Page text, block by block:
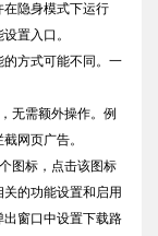
隐身模式下运行
置入口。
方式可能不同。一
无需额外操作。例
网页广告。
图标，点击该图标
的功能设置和启用
窗口中设置下载路